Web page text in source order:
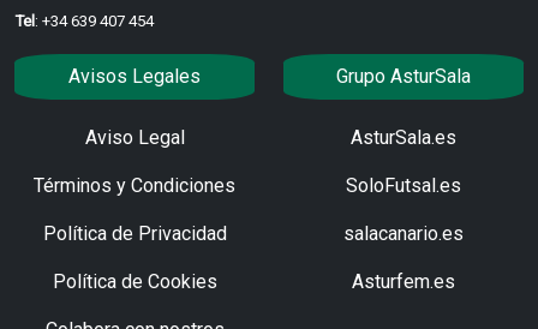
Tel: +34 639 407 454
Avisos Legales
Aviso Legal
Términos y Condiciones
Política de Privacidad
Política de Cookies
Grupo AsturSala
AsturSala.es
SoloFutsal.es
salacanario.es
Asturfem.es